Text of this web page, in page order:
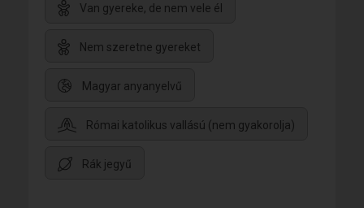
Van gyereke, de nem vele él
Nem szeretne gyereket
Magyar anyanyelvű
Római katolikus vallású (nem gyakorolja)
Rák jegyű